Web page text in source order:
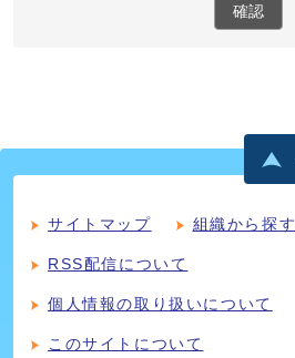
確認
サイトマップ 組織から探す
RSS配信について
個人情報の取り扱いについて
このサイトについて